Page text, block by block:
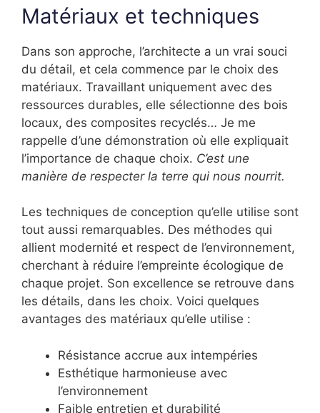
Matériaux et techniques
Dans son approche, l’architecte a un vrai souci
du détail, et cela commence par le choix des
matériaux. Travaillant uniquement avec des
ressources durables, elle sélectionne des bois
locaux, des composites recyclés… Je me
rappelle d’une démonstration où elle expliquait
l’importance de chaque choix. C’est une
manière de respecter la terre qui nous nourrit.
Les techniques de conception qu’elle utilise sont
tout aussi remarquables. Des méthodes qui
allient modernité et respect de l’environnement,
cherchant à réduire l’empreinte écologique de
chaque projet. Son excellence se retrouve dans
les détails, dans les choix. Voici quelques
avantages des matériaux qu’elle utilise :
Résistance accrue aux intempéries
Esthétique harmonieuse avec
l’environnement
Faible entretien et durabilité